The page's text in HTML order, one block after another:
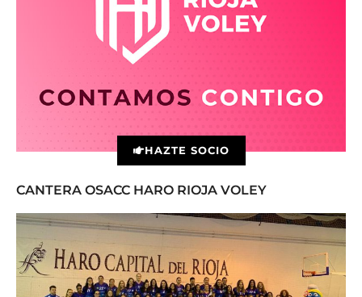
HAZTE SOCIO
CANTERA OSACC HARO RIOJA VOLEY